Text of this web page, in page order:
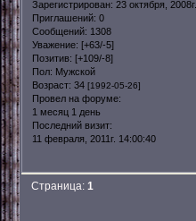
Зарегистрирован: 23 октября, 2008г.
Приглашений: 0
Сообщений: 1308
Уважение: [+63/-5]
Позитив: [+109/-8]
Пол: Мужской
Возраст: 34 [1992-05-26]
Провел на форуме:
1 месяц 1 день
Последний визит:
11 февраля, 2011г. 14:00:40
Страница:1